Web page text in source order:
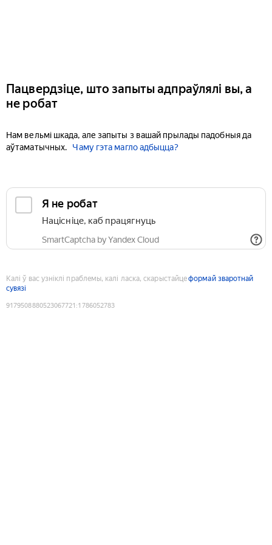
Пацвердзіце, што запыты адпраўлялі вы, а
не робат
Нам вельмі шкада, але запыты з вашай прылады падобныя да
аўтаматычных.
Чаму гэта магло адбыцца?
Я не робат
Націсніце, каб працягнуць
SmartCaptcha by Yandex Cloud
Калі ў вас узніклі праблемы, калі ласка, скарыстайцеформай зваротнай
сувязі
9179508880523067721 :1786052783